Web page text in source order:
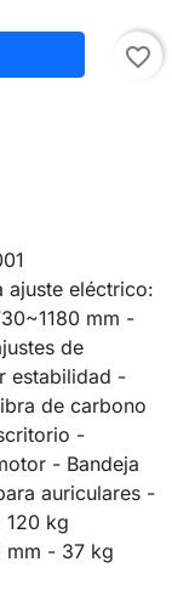
favorite_border
ajuste eléctrico:
mm -
de
estabilidad -
de carbono
-
- Bandeja
auriculares -
120 kg
mm - 37 kg